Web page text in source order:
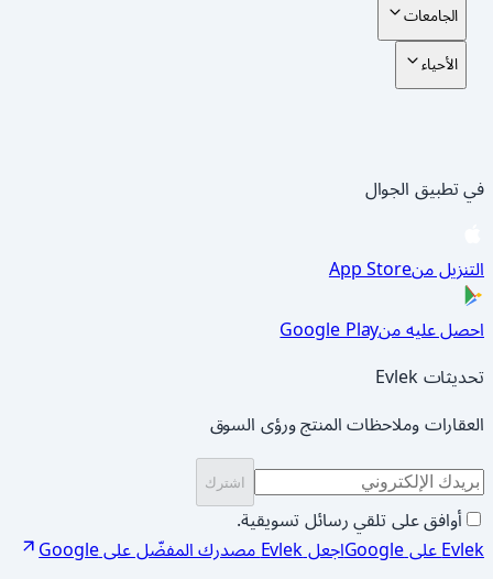
الجامعات
الأحياء
في تطبيق الجوال
التنزيل منApp Store
احصل عليه منGoogle Play
تحديثات Evlek
العقارات وملاحظات المنتج ورؤى السوق
اشترك
أوافق على تلقي رسائل تسويقية.
Evlek على Google اجعل Evlek مصدرك المفضّل على Google